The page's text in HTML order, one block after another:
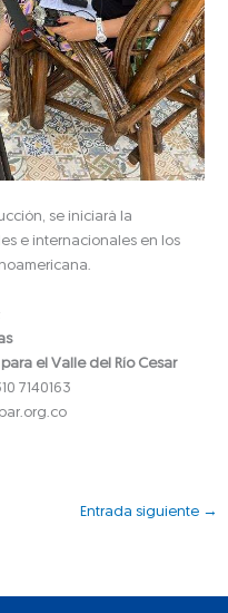
se iniciará la
e internacionales en los
el Valle del Río Cesar
7140163
Entrada siguiente →